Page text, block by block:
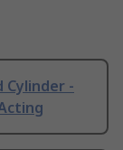
Cylinder -